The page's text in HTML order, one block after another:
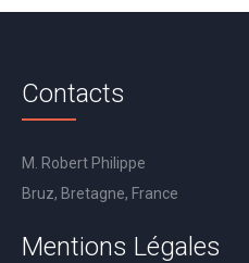
Contacts
M. Robert Philippe
Bruz, Bretagne, France
Mentions Légales